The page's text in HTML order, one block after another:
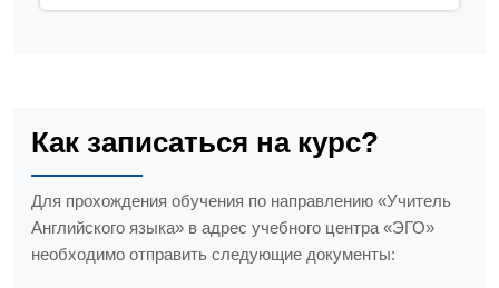
Как записаться на курс?
Для прохождения обучения по направлению «Учитель
Английского языка» в адрес учебного центра «ЭГО»
необходимо отправить следующие документы: